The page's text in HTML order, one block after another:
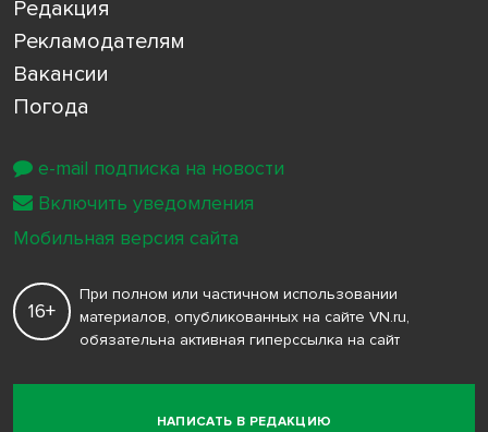
Редакция
Рекламодателям
Вакансии
Погода
НАПИСАТЬ В РЕДАКЦИЮ
16+
При полном или частичном использовании
материалов, опубликованных на сайте VN.ru,
обязательна активная гиперссылка на сайт
e-mail подписка на новости
Включить уведомления
Мобильная версия сайта